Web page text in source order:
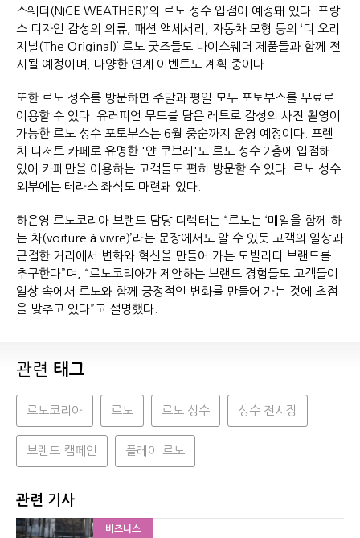
스웨더(NICE WEATHER)’의 르노 성수 입점이 예정돼 있다. 프랑
스 디자인 감성의 의류, 패션 액세서리, 자동차 모형 등의 ‘디 오리
지널(The Original)’ 르노 굿즈들도 나이스웨더 제품들과 함께 전
시될 예정이며, 다양한 연계 이벤트도 계획 중이다.
또한 르노 성수를 방문하면 주말과 평일 모두 포토부스를 무료로
이용할 수 있다. 유러피언 무드를 담은 레트로 감성의 사진 촬영이
가능한 르노 성수 포토부스는 6월 중순까지 운영 예정이다. 프렌
치 디저트 카페로 유명한 '얀 쿠브레'도 르노 성수 2층에 입점해
있어 카페만을 이용하는 고객들도 편히 방문할 수 있다. 르노 성수
외부에는 테라스 좌석도 마련돼 있다.
하은영 르노코리아 브랜드 담당 디렉터는 “르노는 ‘매일을 함께 하
는 차(voiture à vivre)’라는 문장에서도 알 수 있듯 고객의 일상과
근접한 거리에서 변화와 혁신을 만들어 가는 모빌리티 브랜드를
추구한다”며, “르노코리아가 제안하는 브랜드 경험들도 고객들이
일상 속에서 르노와 함께 긍정적인 변화를 만들어 가는 것에 초점
을 맞추고 있다”고 설명했다.
관련 태그
르노코리아 르노 르노 성수 성수 전시장
브랜드 캠페인 플레이 르노
관련 기사
비즈니스